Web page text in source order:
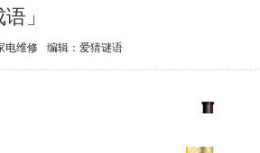
」
电维修 编辑：爱猜谜语